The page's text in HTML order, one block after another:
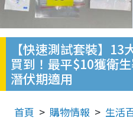
【快速測試套裝】
買到！最平$10獲衛
潛伏期適用
首頁 購物情報 生活